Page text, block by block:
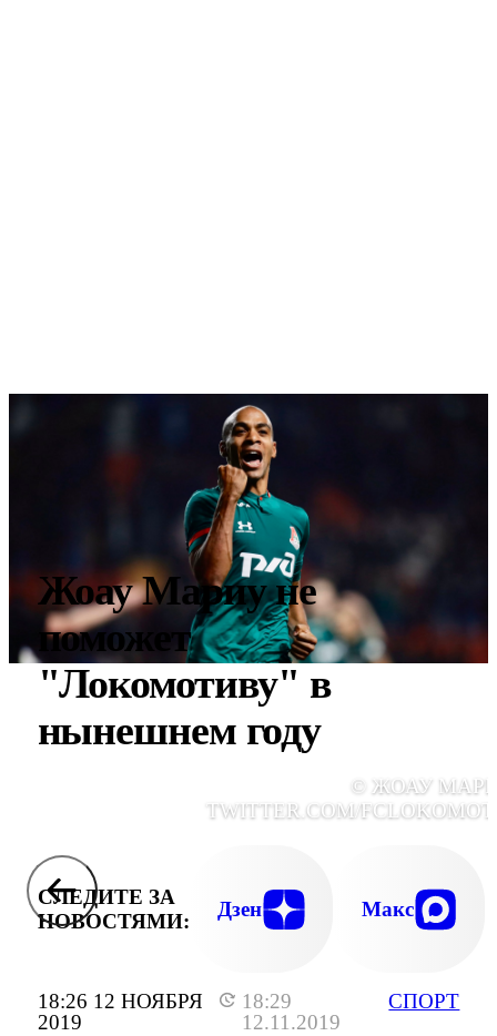
18:26 12 НОЯБРЯ
2019
18:29
12.11.2019
СПОРТ
Жоау Мариу не
поможет
"Локомотиву" в
нынешнем году
© ЖОАУ
TWITTER.COM/
СЛЕДИТЕ ЗА
НОВОСТЯМИ:
Дзен Макс